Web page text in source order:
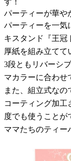
パーティーが華や
パーティーを一気
キスタンド『王冠
厚紙を組み立てて
3段ともリバーシ
マカラーに合わせ
また、組立式な
コーティング加工
度でも使うことが
ママたちのティー